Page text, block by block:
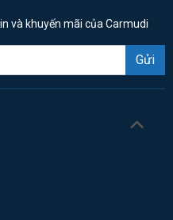
và khuyến mãi của Carmudi
Gửi